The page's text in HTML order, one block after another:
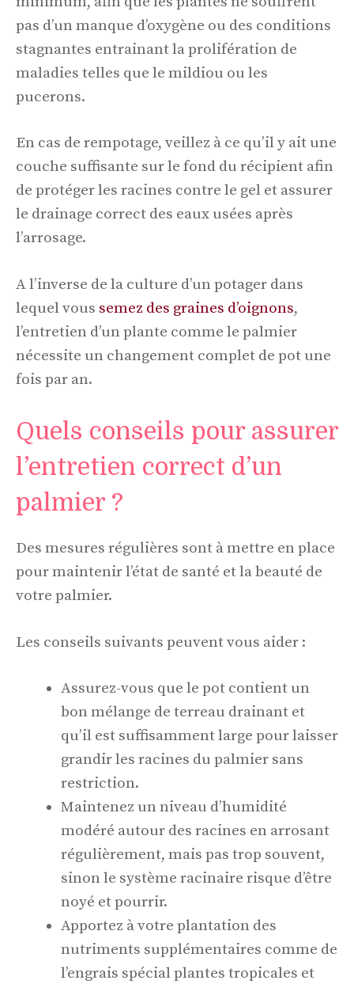
pas d’un manque d’oxygène ou des conditions
stagnantes entrainant la prolifération de
maladies telles que le mildiou ou les
pucerons.
En cas de rempotage, veillez à ce qu’il y ait une
couche suffisante sur le fond du récipient afin
de protéger les racines contre le gel et assurer
le drainage correct des eaux usées après
l’arrosage.
A l’inverse de la culture d’un potager dans
lequel vous semez des graines d’oignons,
l’entretien d’un plante comme le palmier
nécessite un changement complet de pot une
fois par an.
Quels conseils pour assurer
l’entretien correct d’un
palmier ?
Des mesures régulières sont à mettre en place
pour maintenir l’état de santé et la beauté de
votre palmier.
Les conseils suivants peuvent vous aider :
Assurez-vous que le pot contient un
bon mélange de terreau drainant et
qu’il est suffisamment large pour laisser
grandir les racines du palmier sans
restriction.
Maintenez un niveau d’humidité
modéré autour des racines en arrosant
régulièrement, mais pas trop souvent,
sinon le système racinaire risque d’être
noyé et pourrir.
Apportez à votre plantation des
nutriments supplémentaires comme de
l’engrais spécial plantes tropicales et